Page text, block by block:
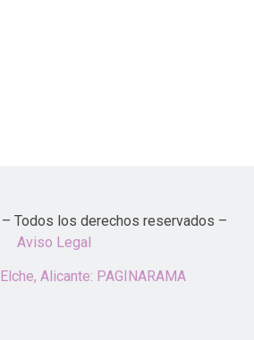
– Todos los derechos reservados –
Aviso Legal
Alicante: PAGINARAMA